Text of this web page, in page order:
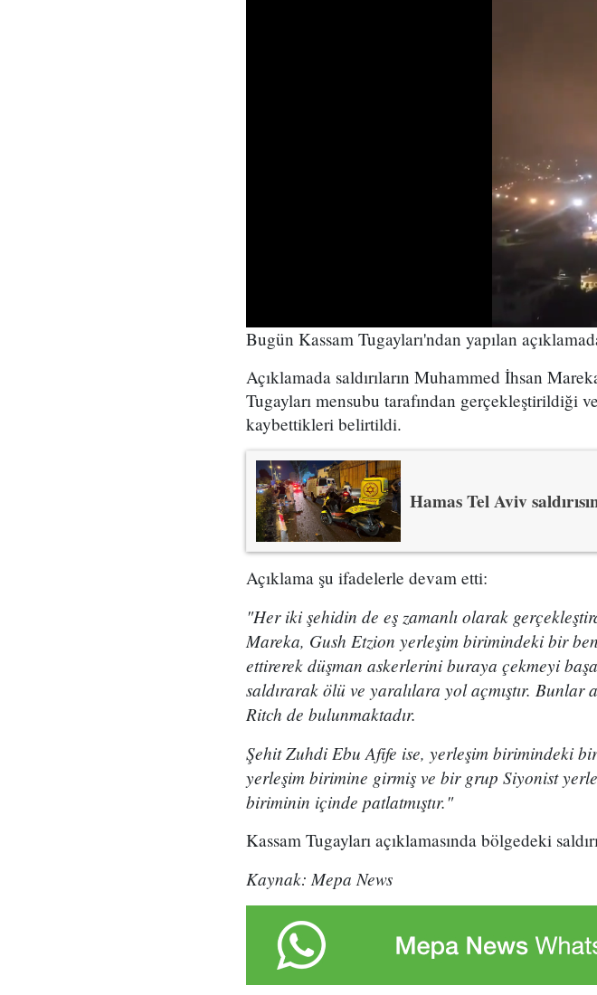
Bugün Kassam Tugayları'ndan yapılan
Açıklamada saldırıların Muhammed İhsan
Tugayları mensubu tarafından gerçekleştirildiği ve
kaybettikleri belirtildi.
Hamas Tel Aviv
Açıklama şu ifadelerle devam etti:
"Her iki şehidin de eş zamanlı olarak
Mareka, Gush Etzion yerleşim birimindeki bir
ettirerek düşman askerlerini buraya çekmeyi
saldırarak ölü ve yaralılara yol açmıştır. Bunlar
Ritch de bulunmaktadır.
Şehit Zuhdi Ebu Afife ise, yerleşim birimindeki
yerleşim birimine girmiş ve bir grup Siyonist
biriminin içinde patlatmıştır."
Kassam Tugayları açıklamasında bölgedeki
Kaynak: Mepa News